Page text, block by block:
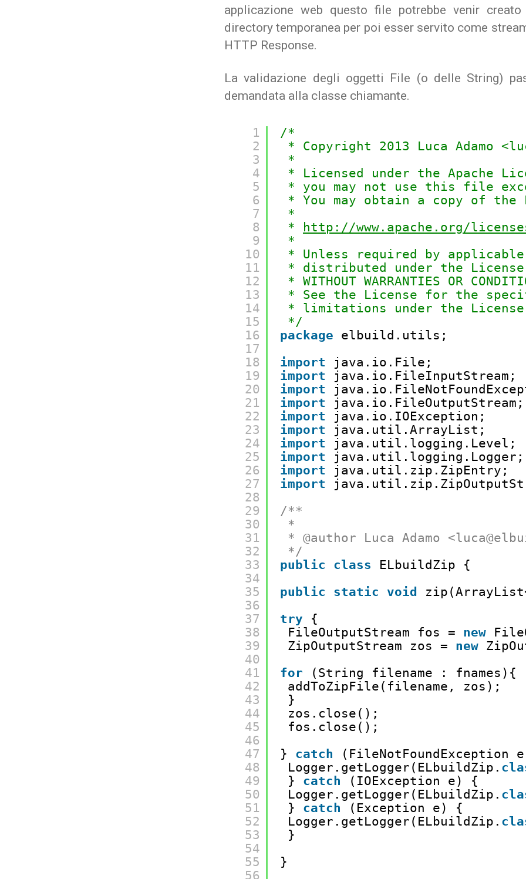
applicazione web questo file potrebbe venir
directory temporanea per poi esser servito come
HTTP Response.
La validazione degli oggetti File (o delle String)
demandata alla classe chiamante.
1
2
3
4
5
6
7
8
9
10
11
12
13
14
15
16
17
18
19
20
21
22
23
24
25
26
27
28
29
30
31
32
33
34
35
36
37
38
39
40
41
42
43
44
45
46
47
48
49
50
51
52
53
54
55
56
/*
* Copyright 2013 Luca Adamo
*
* Licensed under the Apache
* you may not use this file
* You may obtain a copy of the
*
*
http://www.apache.org/
*
* Unless required by
* distributed under the
* WITHOUT WARRANTIES OR
* See the License for the
* limitations under the
*/
package
elbuild.utils;
import
java.io.File;
import
java.io.FileInputStream;
import
import
java.io.FileOutputStream;
import
java.io.IOException;
import
java.util.ArrayList;
import
java.util.logging.Level;
import
java.util.logging.Logger;
import
java.util.zip.ZipEntry;
import
/**
*
* @author Luca Adamo
*/
public
class
ELbuildZip {
public
static void
try
{
FileOutputStream fos = new
ZipOutputStream zos = new
for
(String filename : fnames){
addToZipFile(filename, zos);
}
zos.close();
fos.close();
} catch
(FileNotFoundException
Logger.getLogger(ELbuildZip.
} catch
(IOException e) {
Logger.getLogger(ELbuildZip.
} catch
(Exception e) {
Logger.getLogger(ELbuildZip.
}
}